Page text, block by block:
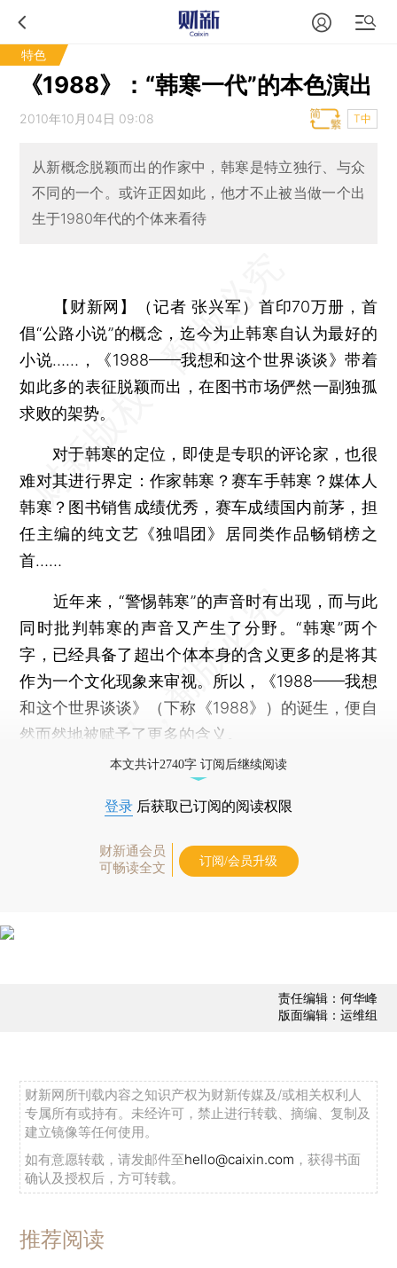
特色
《1988》：“韩寒一代”的本色演出
2010年10月04日 09:08 T中
从新概念脱颖而出的作家中，韩寒是特立独行、与众
不同的一个。或许正因如此，他才不止被当做一个出
生于1980年代的个体来看待
【财新网】（记者 张兴军） 首印70万册，首
倡“公路小说”的概念，迄今为止韩寒自认为最好的
小说……，《1988——我想和这个世界谈谈》带着
如此多的表征脱颖而出，在图书市场俨然一副独孤
求败的架势。
对于韩寒的定位，即使是专职的评论家，也很
难对其进行界定：作家韩寒？赛车手韩寒？媒体人
韩寒？图书销售成绩优秀，赛车成绩国内前茅，担
任主编的纯文艺《独唱团》居同类作品畅销榜之
首……
近年来，“警惕韩寒”的声音时有出现，而与此
同时批判韩寒的声音又产生了分野。“韩寒”两个
字，已经具备了超出个体本身的含义更多的是将其
作为一个文化现象来审视。所以，《1988——我想
和这个世界谈谈》（下称《1988》）的诞生，便自
然而然地被赋予了更多的含义。
本文共计2740字 订阅后继续阅读
登录 后获取已订阅的阅读权限
财新通会员
可畅读全文
订阅/会员升级
责任编辑：何华峰
版面编辑：运维组
财新网所刊载内容之知识产权为财新传媒及/或相关权利人
专属所有或持有。未经许可，禁止进行转载、摘编、复制及
建立镜像等任何使用。
如有意愿转载，请发邮件至hello@caixin.com ，获得书面
确认及授权后，方可转载。
推荐阅读